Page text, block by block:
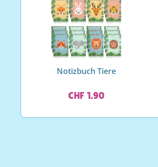
Notizbuch Tiere
CHF 1.90